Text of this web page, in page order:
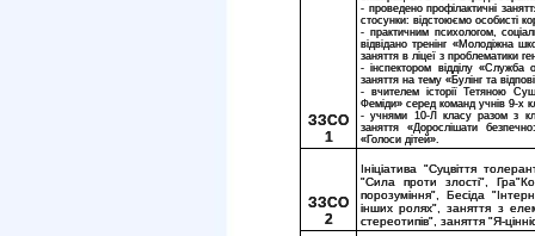
ЗЗСО
1
- проведено профілактичні
стосунки: відстоюємо особисті
- практичним психологом,
відвідано тренінг «Молодіжна
заняття в ліцеї з проблематики
- інспектором відділу «Служба
заняття на тему «Булінг та
- вчителем історії Тетяною
Феміди» серед команд учнів 9-х
- учнями 10-Л класу разом з
заняття «Дорослішати
«Голоси дітей».
ЗЗСО
2
Ініціатива "Суцвіття
"Сила проти злості",
порозуміння", Бесіда
інших ролях", заняття з
стереотипів", заняття "Я-